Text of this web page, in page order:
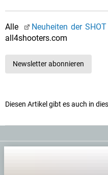
Alle Neuheiten der
all4shooters.com
Newsletter abonnieren
Diesen Artikel gibt es auch in